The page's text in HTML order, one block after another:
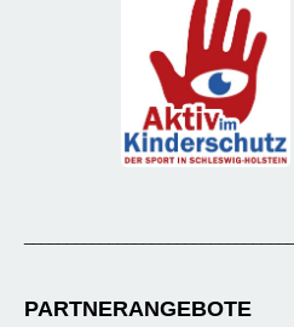
PARTNERANGEBOTE